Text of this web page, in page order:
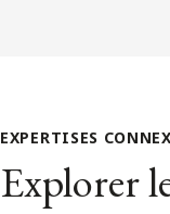
EXPERTISES
Explorer